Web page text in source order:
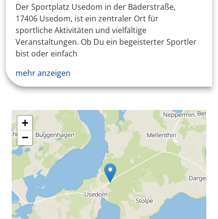
Der Sportplatz Usedom in der Bäderstraße,
17406 Usedom, ist ein zentraler Ort für
sportliche Aktivitäten und vielfältige
Veranstaltungen. Ob Du ein begeisterter Sportler
bist oder einfach
mehr anzeigen
+
−